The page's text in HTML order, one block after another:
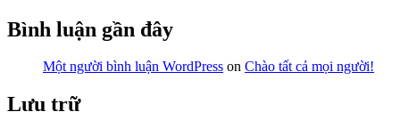
Bình luận gần đây
Một người bình luận WordPress on Chào tất cả mọi người!
Lưu trữ